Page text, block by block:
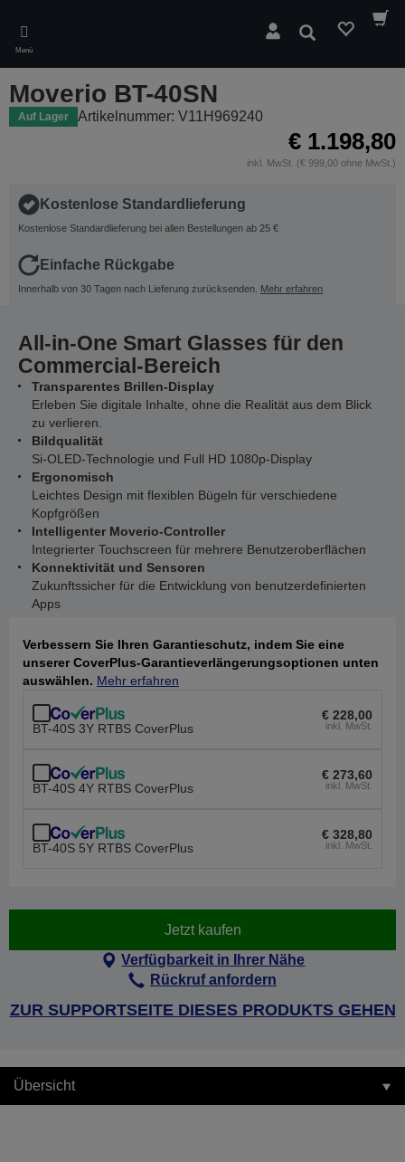
main
content
Menü
Suchen
Moverio BT-40SN
Auf Lager Artikelnummer: V11H969240
€ 1.198,80
inkl. MwSt. (€ 999,00 ohne MwSt.)
Kostenlose Standardlieferung
Kostenlose Standardlieferung bei allen Bestellungen ab 25 €
Einfache Rückgabe
Innerhalb von 30 Tagen nach Lieferung zurücksenden. Mehr erfahren
All-in-One Smart Glasses für den
Commercial-Bereich
Transparentes Brillen-Display
Erleben Sie digitale Inhalte, ohne die Realität aus dem Blick
zu verlieren.
Bildqualität
Si-OLED-Technologie und Full HD 1080p-Display
Ergonomisch
Leichtes Design mit flexiblen Bügeln für verschiedene
Kopfgrößen
Intelligenter Moverio-Controller
Integrierter Touchscreen für mehrere Benutzeroberflächen
Konnektivität und Sensoren
Zukunftssicher für die Entwicklung von benutzerdefinierten
Apps
Verbessern Sie Ihren Garantieschutz, indem Sie eine
unserer CoverPlus-Garantieverlängerungsoptionen unten
auswählen. Mehr erfahren
BT-40S 3Y RTBS CoverPlus
€ 228,00
inkl. MwSt.
BT-40S 4Y RTBS CoverPlus
€ 273,60
inkl. MwSt.
BT-40S 5Y RTBS CoverPlus
€ 328,80
inkl. MwSt.
Jetzt kaufen
Verfügbarkeit in Ihrer Nähe
Rückruf anfordern
ZUR SUPPORTSEITE DIESES PRODUKTS GEHEN
Übersicht